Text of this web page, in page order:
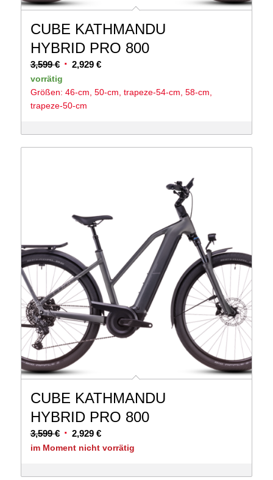
CUBE KATHMANDU
HYBRID PRO 800
3,599€ Ursprünglicher
Preis
war:
3,599 €
2,929 €Aktueller
ist:
vorrätig
Größen: 46-cm, 50-cm, trapeze-54-cm, 58-cm,
trapeze-50-cm
CUBE KATHMANDU
HYBRID PRO 800
3,599€ Ursprünglicher
Preis
3,599 €
2,929 €Aktueller
Preis
2,929 €.
im Moment nicht vorrätig